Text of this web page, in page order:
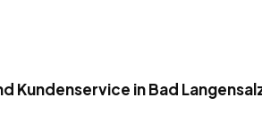
Kundenservice in Bad